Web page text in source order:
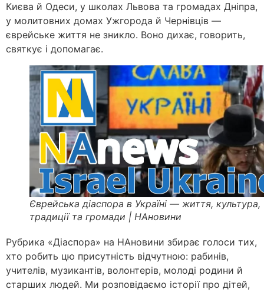
Києва й Одеси, у школах Львова та громадах Дніпра,
у молитовних домах Ужгорода й Чернівців —
єврейське життя не зникло. Воно дихає, говорить,
святкує і допомагає.
Єврейська діаспора в Україні — життя, культура,
традиції та громади | НАновини
Рубрика «Діаспора» на НАновини збирає голоси тих,
хто робить цю присутність відчутною: рабинів,
учителів, музикантів, волонтерів, молоді родини й
старших людей. Ми розповідаємо історії про дітей,